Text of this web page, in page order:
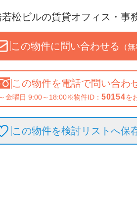
松ビルの賃貸オフィス・事
この物件に問い合わせる （無
この物件を電話で問い合わ
金曜日 9:00～18:00※物件ID： 50154を
この物件を検討リストへ保